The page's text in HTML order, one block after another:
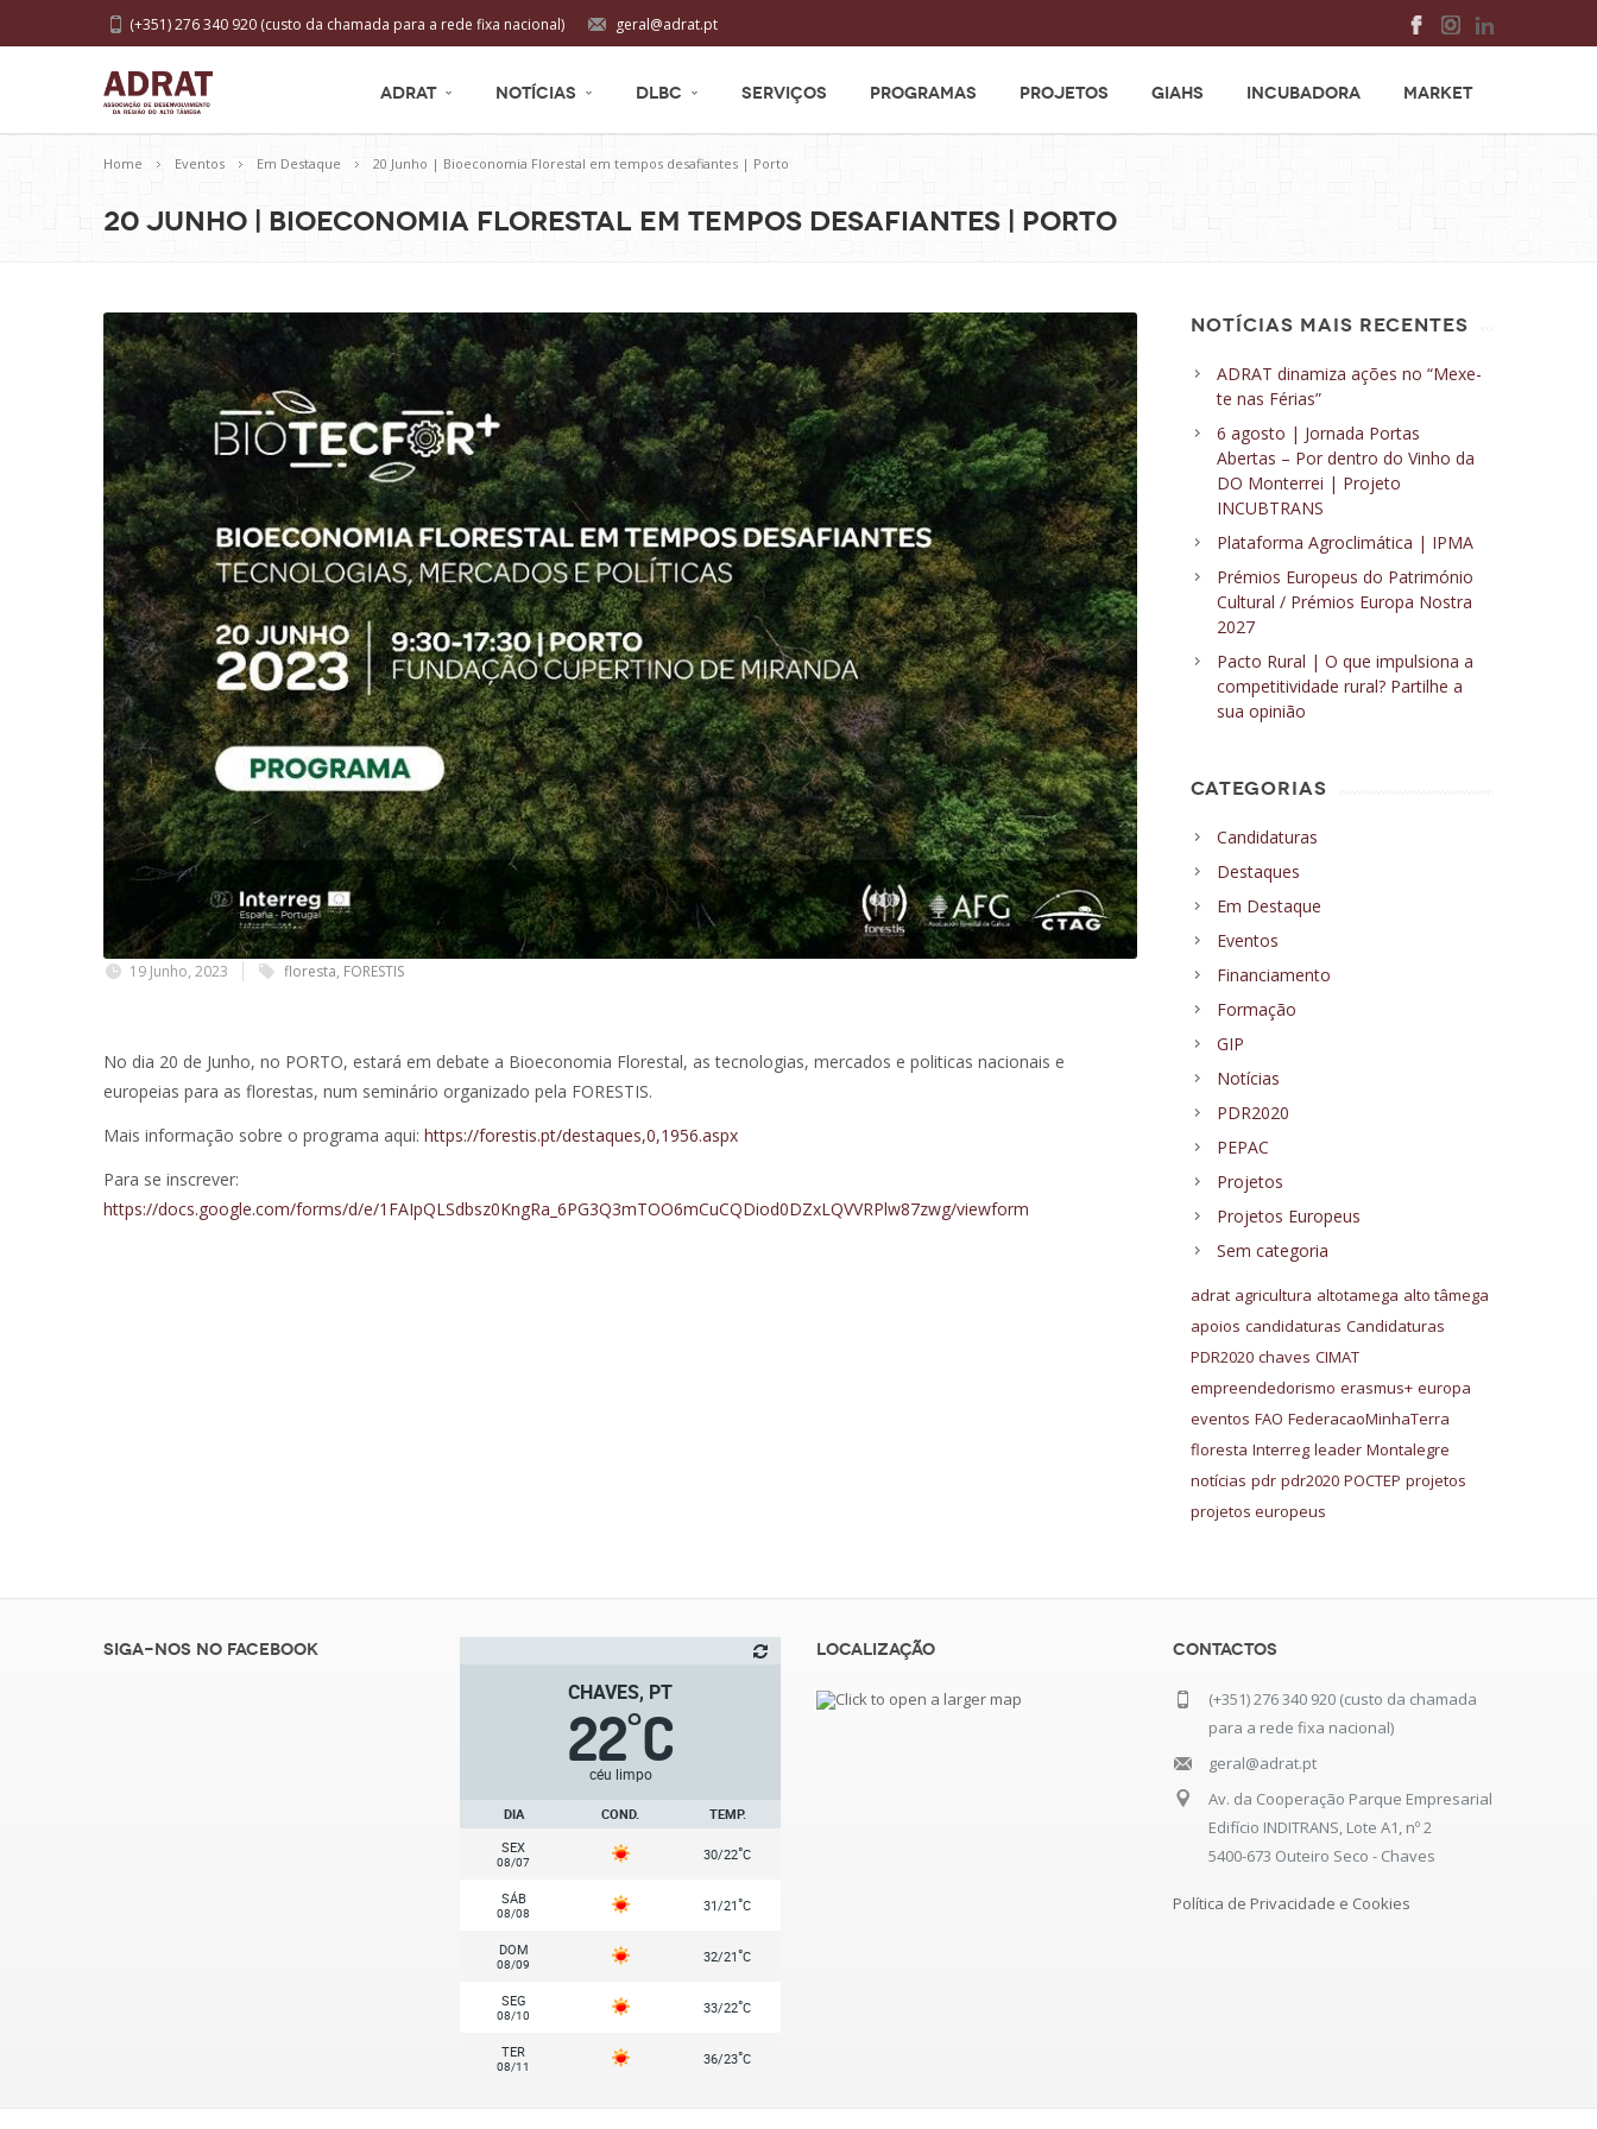
geral@adrat.pt
(+351) 276 340 920 (custo da chamada para a rede fixa nacional)
ADRAT NOTÍCIAS DLBC SERVIÇOS PROGRAMAS PROJETOS GIAHS INCUBADORA MARKET
Home Eventos Em Destaque 20 Junho | Bioeconomia Florestal em tempos desafiantes | Porto
20 Junho | Bioeconomia Florestal em tempos desafiantes | Porto
19 Junho, 2023 floresta, FORESTIS
No dia 20 de Junho, no PORTO, estará em debate a Bioeconomia Florestal, as tecnologias, mercados e politicas nacionais e
europeias para as florestas, num seminário organizado pela FORESTIS.
Mais informação sobre o programa aqui: https://forestis.pt/destaques,0,1956.aspx
Para se inscrever:
https://docs.google.com/forms/d/e/1FAIpQLSdbsz0KngRa_6PG3Q3mTOO6mCuCQDiod0DZxLQVVRPlw87zwg/viewform
NOTÍCIAS MAIS RECENTES
ADRAT dinamiza ações no “Mexe-
te nas Férias”
6 agosto | Jornada Portas
Abertas – Por dentro do Vinho da
DO Monterrei | Projeto
INCUBTRANS
Plataforma Agroclimática | IPMA
Prémios Europeus do Património
Cultural / Prémios Europa Nostra
2027
Pacto Rural | O que impulsiona a
competitividade rural? Partilhe a
sua opinião
CATEGORIAS
Candidaturas
Destaques
Em Destaque
Eventos
Financiamento
Formação
GIP
Notícias
PDR2020
PEPAC
Projetos
Projetos Europeus
Sem categoria
adrat agricultura altotamega alto tâmega
apoios candidaturas Candidaturas
PDR2020 chaves CIMAT
empreendedorismo erasmus+ europa
eventos FAO FederacaoMinhaTerra
floresta Interreg leader Montalegre
notícias pdr pdr2020 POCTEP projetos
projetos europeus
Siga-nos no Facebook
CHAVES, PT
22°C
céu limpo
DIA COND.
TEMP.
SEX
08/07 30/22°C
SÁB
08/08 31/21°C
DOM
08/09 32/21°C
SEG
08/10 33/22°C
TER
08/11 36/23°C
Localização Contactos
(+351) 276 340 920 (custo da chamada
para a rede fixa nacional)
geral@adrat.pt
Av. da Cooperação Parque Empresarial
Edifício INDITRANS, Lote A1, nº 2
5400-673 Outeiro Seco - Chaves
Política de Privacidade e Cookies